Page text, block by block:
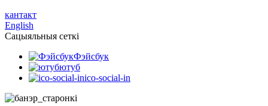
кантакт
English
Сацыяльныя сеткі
Фэйсбук
ютуб
ico-social-in